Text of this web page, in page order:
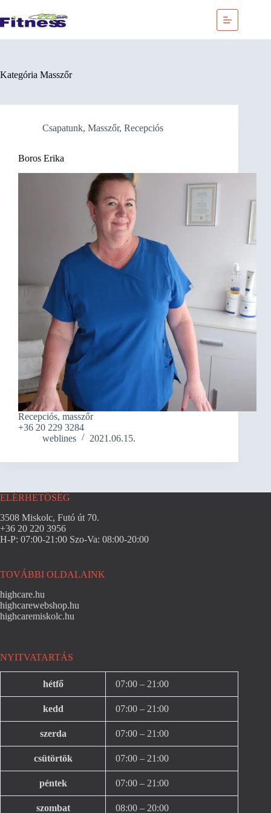
to
content
Kategória Masszőr
Csapatunk, Masszőr, Recepciós
Boros Erika
Recepciós, masszőr
+36 20 229 3284
weblines
2021.06.15.
ELÉRHETŐSÉG
3508 Miskolc, Futó út 70.
+36 20 220 3956
H-P: 07:00-21:00 Szo-Va: 08:00-20:00
TOVÁBBI OLDALAINK
highcare.hu
highcarewebshop.hu
highcaremiskolc.hu
NYITVATARTÁS
hétfő 07:00 – 21:00
kedd 07:00 – 21:00
szerda 07:00 – 21:00
csütörtök 07:00 – 21:00
péntek 07:00 – 21:00
szombat 08:00 – 20:00